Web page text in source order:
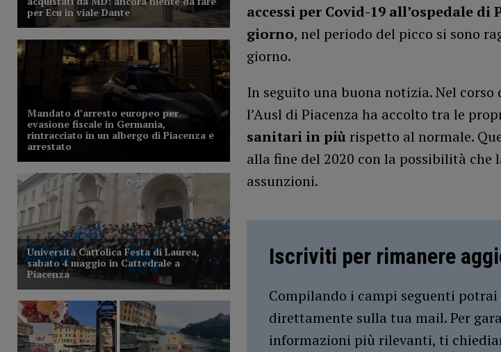
accessi per Covid-19 all’ospedale di
giorno, nel periodo del picco si sono
giorno.
In seguito una buona notizia. Nel corso
l’Ausl di Piacenza ha accolto tra le
sanitari in più rispetto al normale.
alla fine del 2020 con la possibilità che
assunzioni.
Iscriviti per rimanere
Compilando i campi seguenti
direttamente sulla tua mail. Per
informazioni più rilevanti, ti